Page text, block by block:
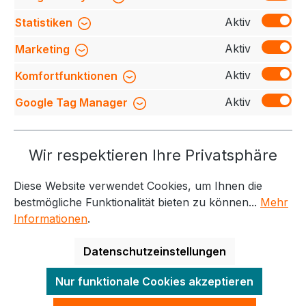
Zwei-Wege-Frontreißverschluss, seitlich verdeckten
Reiß…Mehr
Bewertungen
Service-Hotline
Weitere Themen
Informationen Kontakt
Alle Preise exkl. gesetzl. Mehrwertsteuer zzgl.
Versandkostenund ggf. Nachnahmegebühren, wenn
nicht anders angegeben.
Statistiken
Aktiv
Marketing
Aktiv
Komfortfunktionen
Aktiv
Google Tag Manager
Aktiv
Wir respektieren Ihre Privatsphäre
Diese Website verwendet Cookies, um Ihnen die
bestmögliche Funktionalität bieten zu können... Mehr
Informationen.
Datenschutzeinstellungen
Nur funktionale Cookies akzeptieren